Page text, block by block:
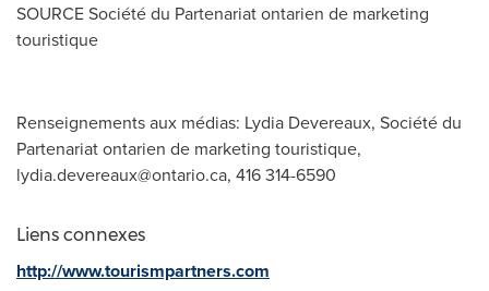
SOURCE Société du Partenariat ontarien de marketing
touristique
Renseignements aux médias: Lydia Devereaux, Société du
Partenariat ontarien de marketing touristique,
lydia.devereaux@ontario.ca, 416 314-6590
Liens connexes
http://www.tourismpartners.com